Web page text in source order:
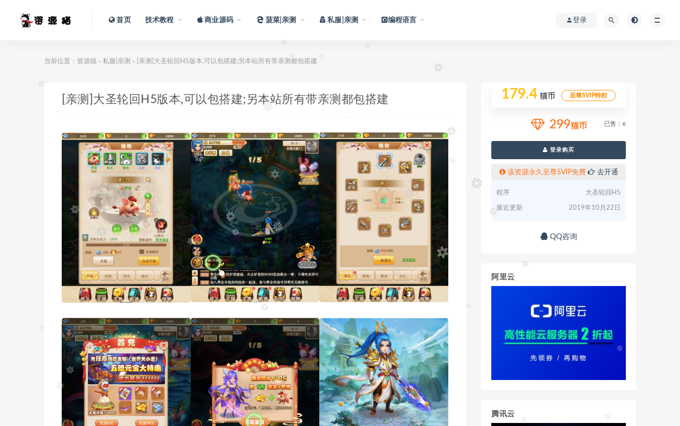
首页 技术教程 商业源码 菠菜|亲测 私服|亲测 编程语言 登录
当前位置： 资源猫 > 私服|亲测 > [亲测]大圣轮回H5版本,可以包搭建;另本站所有带亲测都包搭建
[亲测]大圣轮回H5版本,可以包搭建;另本站所有带亲测都包搭建 179.4 猫币 至尊SVIP特权
299猫币 已售：6
登录购买
该资源永久至尊SVIP免费 去开通
程序 大圣轮回H5
最近更新 2019年10月22日
QQ咨询
阿里云
腾讯云